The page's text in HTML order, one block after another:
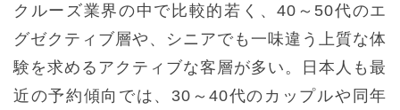
クルーズ業界の中で比較的若く、40～50代のエ
グゼクティブ層や、シニアでも一味違う上質な体
験を求めるアクティブな客層が多い。日本人も最
近の予約傾向では、30～40代のカップルや同年